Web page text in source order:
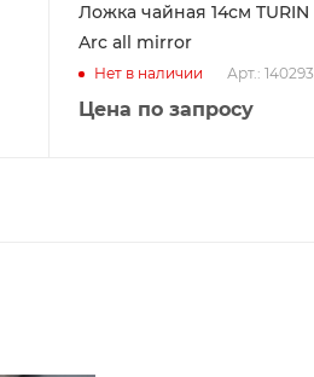
Ложка чайная 14см TURIN
Arc all mirror
Нет в наличии Арт.: 140293
Цена по запросу